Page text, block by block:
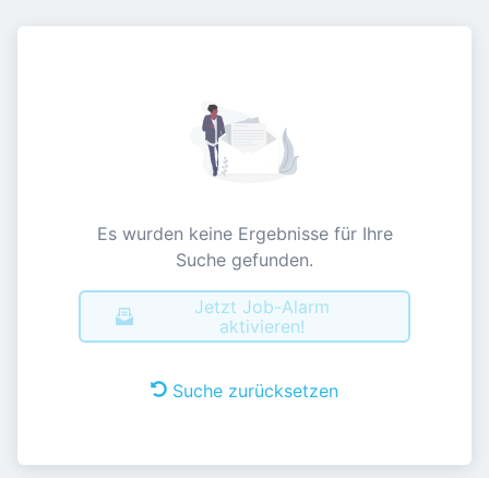
Es wurden keine Ergebnisse für Ihre
Suche gefunden.
Jetzt Job-Alarm
aktivieren!
Suche zurücksetzen